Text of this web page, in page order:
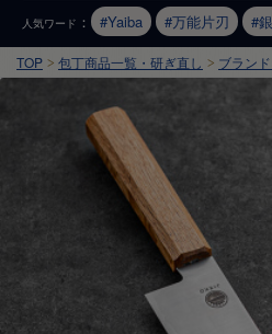
人気ワード ： Yaiba 万能片刃
TOP 包丁商品一覧・研ぎ直し ブラン